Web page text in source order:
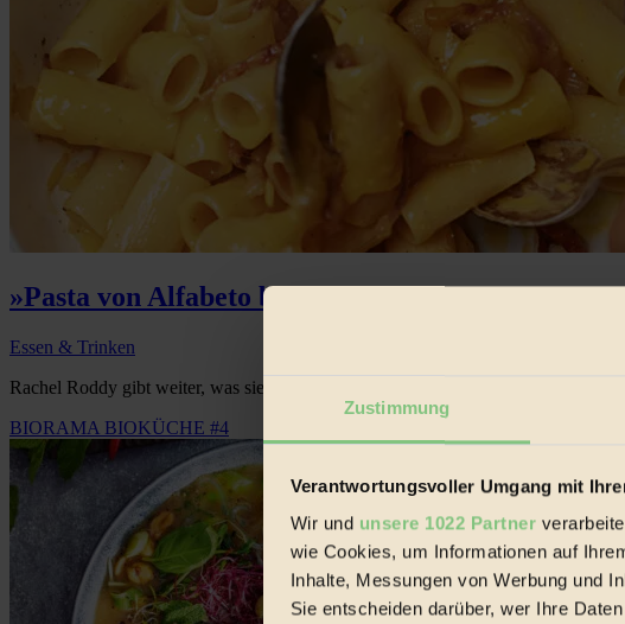
Zustimmung
Verantwortungsvoller Umgang mit
Wir und unsere 1022 Partner
wie Cookies, um Informationen auf
Inhalte, Messungen von Werbung und
Sie entscheiden darüber, wer Ihre
»Pasta von Alfabeto bis Ziti«
Essen & Trinken
Rachel Roddy gibt weiter, was sie im Königreich der Pasta gelernt hat...
BIORAMA BIOKÜCHE #4